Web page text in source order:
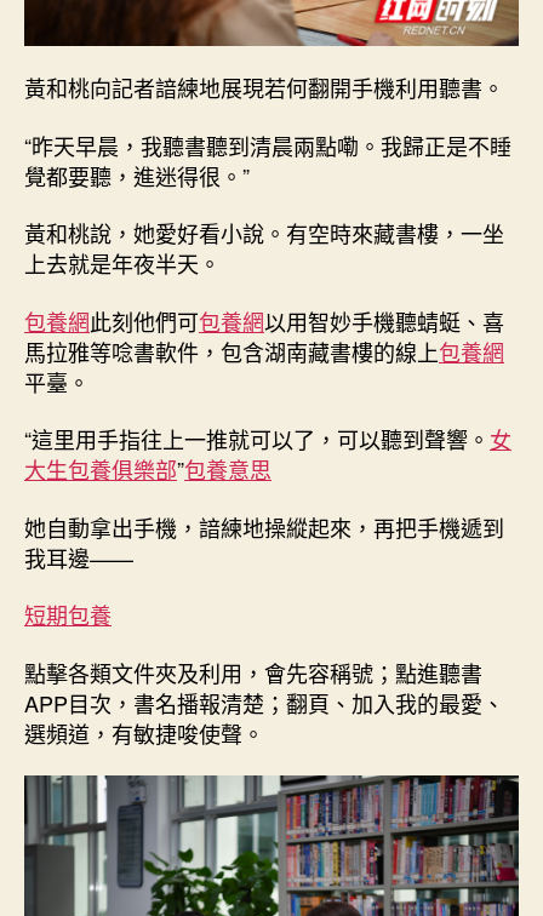
黃和桃向記者諳練地展現若何翻開手機利用聽書。
“昨天早晨，我聽書聽到清晨兩點嘞。我歸正是不睡
覺都要聽，進迷得很。”
黃和桃說，她愛好看小說。有空時來藏書樓，一坐
上去就是年夜半天。
包養網此刻他們可包養網以用智妙手機聽蜻蜓、喜
馬拉雅等唸書軟件，包含湖南藏書樓的線上包養網
平臺。
“這里用手指往上一推就可以了，可以聽到聲響。 女
大生包養俱樂部”包養意思
她自動拿出手機，諳練地操縱起來，再把手機遞到
我耳邊——
短期包養
點擊各類文件夾及利用，會先容稱號；點進聽書
APP目次，書名播報清楚；翻頁、加入我的最愛、
選頻道，有敏捷唆使聲。